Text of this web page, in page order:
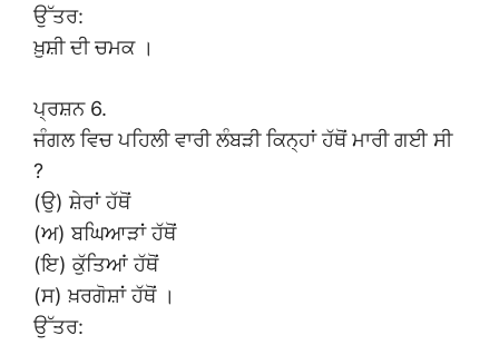
ਉੱਤਰ:
ਖ਼ੁਸ਼ੀ ਦੀ ਚਮਕ ।
ਪ੍ਰਸ਼ਨ 6.
ਜੰਗਲ ਵਿਚ ਪਹਿਲੀ ਵਾਰੀ ਲੰਬੜੀ ਕਿਨ੍ਹਾਂ ਹੱਥੋਂ ਮਾਰੀ ਗਈ ਸੀ
?
(ਉ) ਸ਼ੇਰਾਂ ਹੱਥੋਂ
(ਅ) ਬਘਿਆੜਾਂ ਹੱਥੋਂ
(ਇ) ਕੁੱਤਿਆਂ ਹੱਥੋਂ
(ਸ) ਖ਼ਰਗੋਸ਼ਾਂ ਹੱਥੋਂ ।
ਉੱਤਰ: